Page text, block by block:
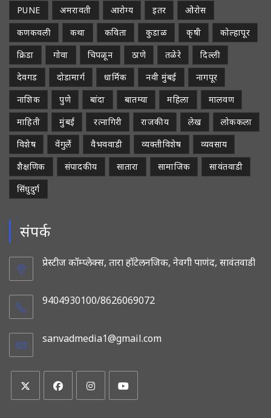
PUNE अमरावती आरोग्य इतर
ओरोस
कणकवली
कथा कविता कुडाळ कृषी
कोल्हापूर
क्रिडा
गोवा चिपळून ठाणे तळेरे
दिल्ली
देवगड
दोडामार्ग धार्मिक नवी मुंबई
नागपूर
नाशिक
पुणे बांदा बातम्या महिला
मालवण
माहिती
मुंबई रत्नागिरी राजकीय लेख
लोककला
विशेष
वेंगुर्ले वैभववाडी व्यक्तीविशेष
व्यवसाय
शैक्षणिक
संपादकीय सातारा सामाजिक
सावंतवाडी
सिंधुदुर्ग
संपर्क
प्रेस्टीज कॉम्प्लेक्स, तारा हॉटेलनजिक, नेवगी पाणंद, सावंतवाडी
9404930100/8626069072
sanvadmedia1@gmail.com